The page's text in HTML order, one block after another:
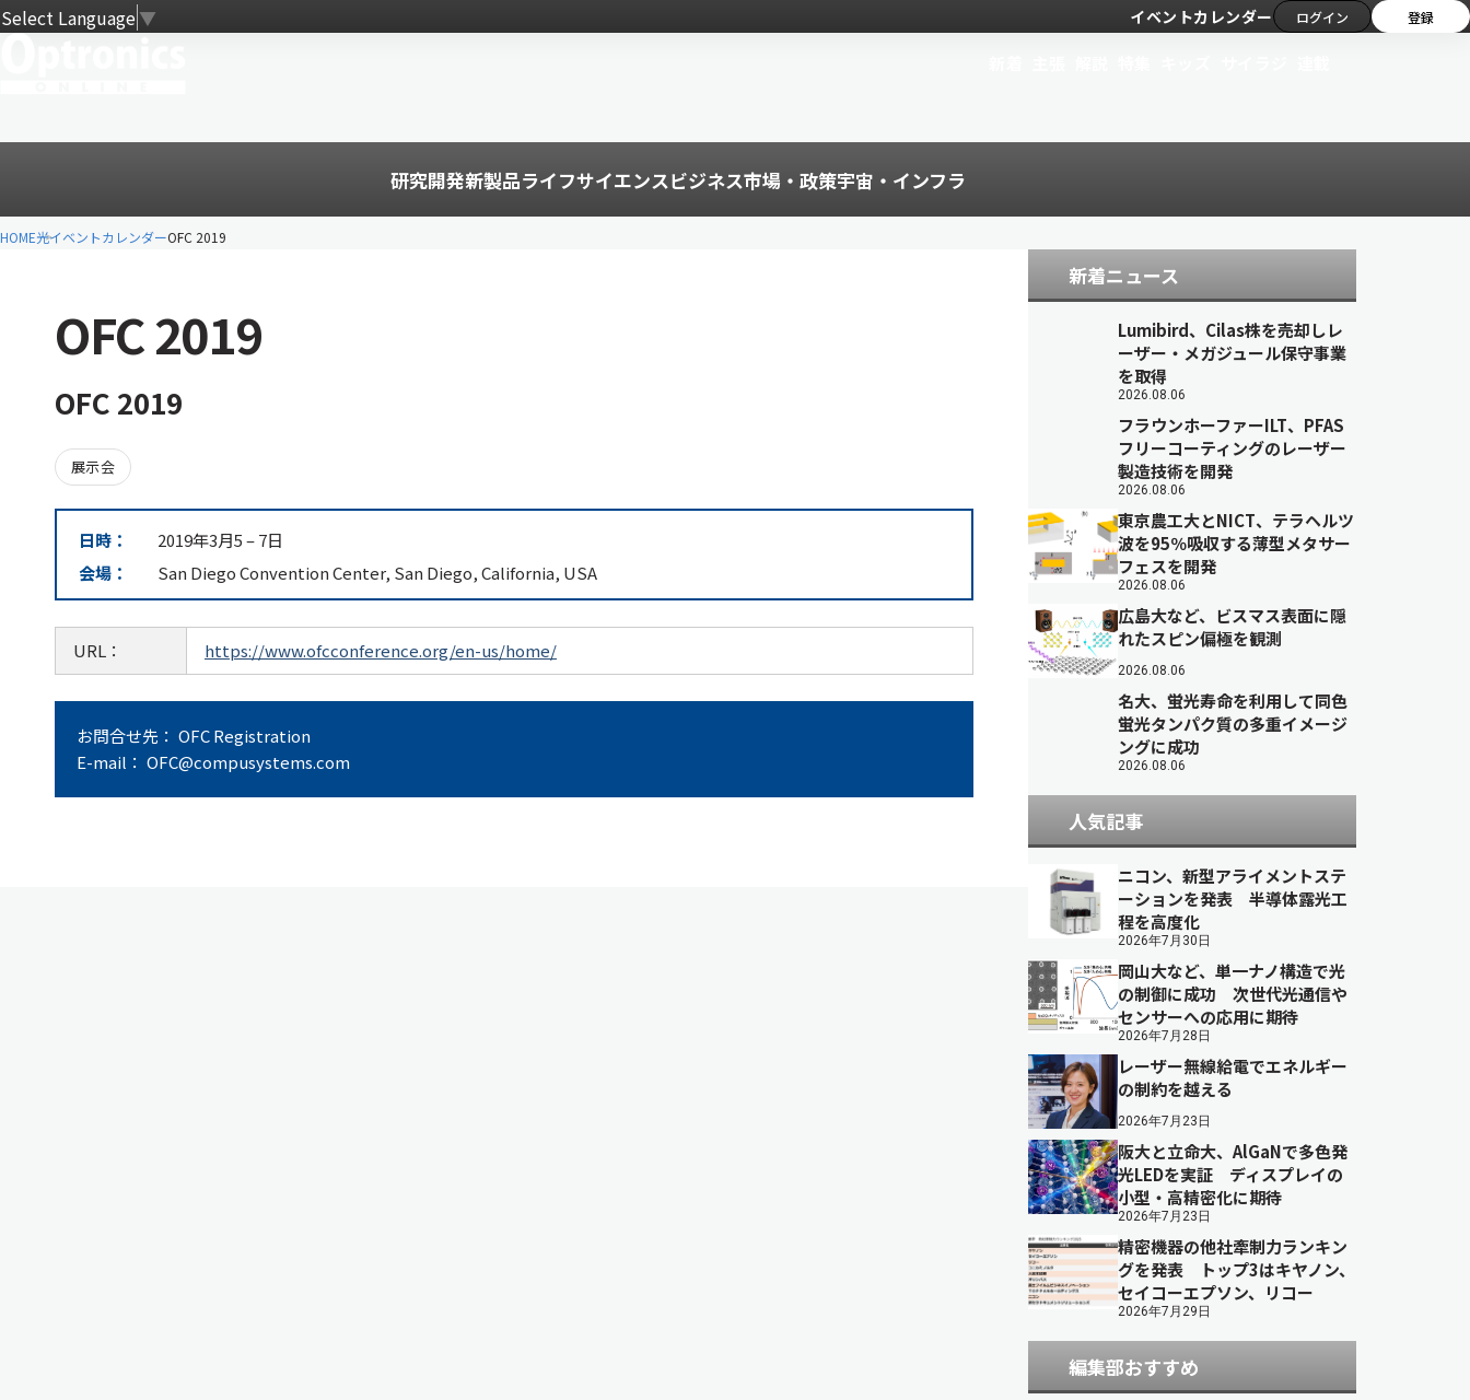
Select Language▼ イベントカレンダー ログイン 登録
研究開発新製品ライフサイエンスビジネス市場・政策宇宙・インフラ
HOME光イベントカレンダーOFC 2019
OFC 2019
OFC 2019
展示会
日時： 2019年3月5–7日
会場：
San Diego Convention Center, San Diego, California, USA
URL： https://www.ofcconference.org/en-us/home/
お問合せ先： OFC Registration
E-mail： OFC@compusystems.com
新着ニュース
Lumibird、Cilas株を売却しレ
ーザー・メガジュール保守事業
を取得
2026.08.06
フラウンホーファーILT、PFAS
フリーコーティングのレーザー
製造技術を開発
2026.08.06
東京農工大とNICT、テラヘルツ
波を95％吸収する薄型メタサー
フェスを開発
2026.08.06
広島大など、ビスマス表面に隠
れたスピン偏極を観測
2026.08.06
名大、蛍光寿命を利用して同色
蛍光タンパク質の多重イメージ
ングに成功
2026.08.06
人気記事
ニコン、新型アライメントステ
ーションを発表 半導体露光工
程を高度化
2026年7月30日
岡山大など、単一ナノ構造で光
の制御に成功 次世代光通信や
センサーへの応用に期待
2026年7月28日
レーザー無線給電でエネルギー
の制約を越える
2026年7月23日
阪大と立命大、AlGaNで多色発
光LEDを実証 ディスプレイの
小型・高精密化に期待
2026年7月23日
精密機器の他社牽制力ランキン
グを発表 トップ3はキヤノン、
セイコーエプソン、リコー
2026年7月29日
編集部おすすめ